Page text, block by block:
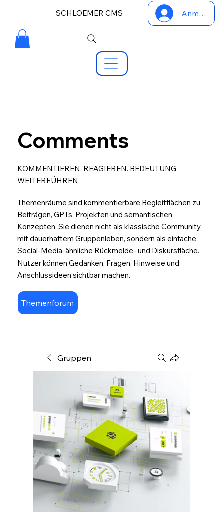
SCHLOEMER CMS Anmelden
Gruppen
Comments
KOMMENTIEREN. REAGIEREN. BEDEUTUNG
WEITERFÜHREN.
Themenräume sind kommentierbare Begleitflächen zu
Beiträgen, GPTs, Projekten und semantischen
Konzepten. Sie dienen nicht als klassische Community
mit dauerhaftem Gruppenleben, sondern als einfache
Social-Media-ähnliche Rückmelde- und Diskursfläche.
Nutzer können Gedanken, Fragen, Hinweise und
Anschlussideen sichtbar machen.
Themenforum